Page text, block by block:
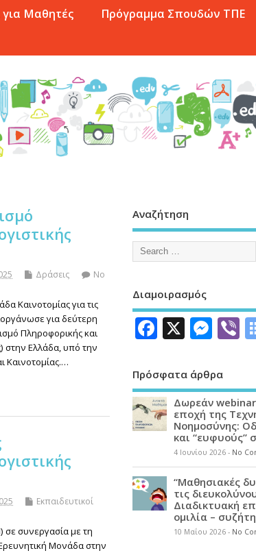
Μαθητές Πρόγραμμα Σπουδών ΤΠΕ
Δράσεις
No
Καινοτομίας για τις
για δεύτερη
Πληροφορικής και
στην Ελλάδα, υπό την
Καινοτομίας.…
Εκπαιδευτικοί
σε συνεργασία με τη
Μονάδα στην
Αναζήτηση
Διαμοιρασμός
Facebook
X
Πρόσφατα άρθρα
Δωρεάν webinar
εποχή της
Νοημοσύνης:
και “ευφυούς”
4 Ιουνίου 2026- No
“Μαθησιακές
τις
Διαδικτυακή
ομιλία –
10 Μαΐου 2026- No